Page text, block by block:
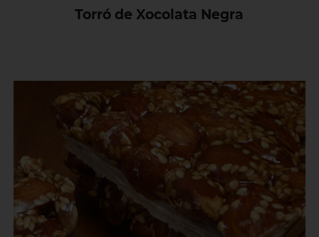
Torró de Xocolata Negra